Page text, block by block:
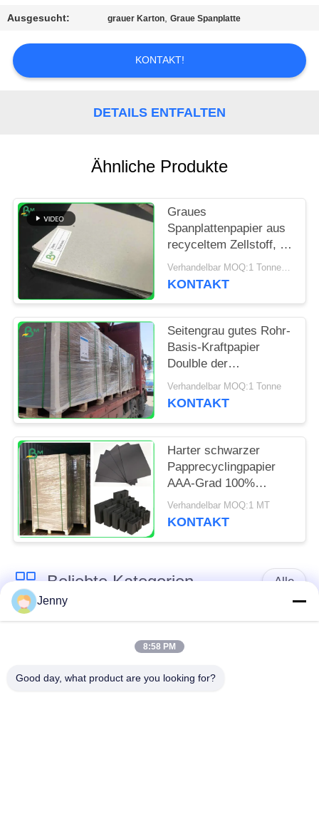
VERBINDUNG
NACHRICHTEN
PRIVACY
POLICY
Ausgesucht: grauer Karton,Graue Spanplatte
KONTAKT!
DETAILS ENTFALTEN
Ähnliche Produkte
Graues
Spanplattenpapier aus
recyceltem Zellstoff, 70
x 100 cm, 1 mm, 1,5
mm, 2 mm, graue
Verhandelbar MOQ:1 Tonne für Sondergröße u. 10 Tonnen für Standardgröße
KONTAKT
Seitengrau gutes Rohr-
Basis-Kraftpapier
Doulble der
Spannungs-250gsm
350gsm
Verhandelbar MOQ:1 Tonne
KONTAKT
Harter schwarzer
Papprecyclingpapier
AAA-Grad 100%
1,5/2.0mm für
Handtaschen
Verhandelbar MOQ:1 MT
KONTAKT
Beliebte Kategorien Alle
Kraftpapierrolle
Jenny
8:58 PM
Good day, what product are you looking for?